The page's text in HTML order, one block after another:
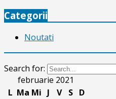
Categorii
Noutati
Search for:
februarie 2021
L Ma Mi J V S
D